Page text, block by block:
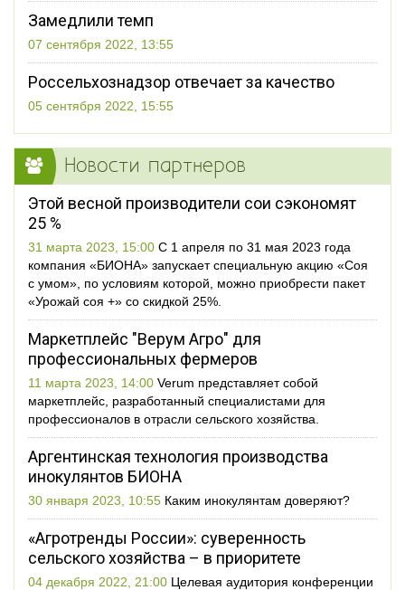
Замедлили темп
07 сентября 2022, 13:55
Россельхознадзор отвечает за качество
05 сентября 2022, 15:55
Новости партнеров
Этой весной производители сои сэкономят
25 %
31 марта 2023, 15:00 С 1 апреля по 31 мая 2023 года
компания «БИОНА» запускает специальную акцию «Соя
с умом», по условиям которой, можно приобрести пакет
«Урожай соя +» со скидкой 25%.
Маркетплейс "Верум Агро" для
профессиональных фермеров
11 марта 2023, 14:00 Verum представляет собой
маркетплейс, разработанный специалистами для
профессионалов в отрасли сельского хозяйства.
Аргентинская технология производства
инокулянтов БИОНА
30 января 2023, 10:55 Каким инокулянтам доверяют?
«Агротренды России»: суверенность
сельского хозяйства – в приоритете
04 декабря 2022, 21:00 Целевая аудитория конференции